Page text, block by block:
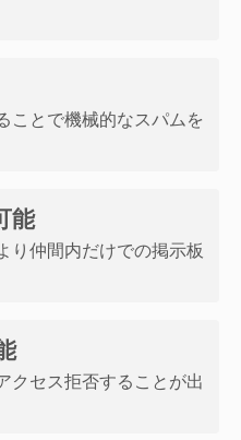
ことで機械的なスパムを
能
り仲間内だけでの掲示板
クセス拒否することが出